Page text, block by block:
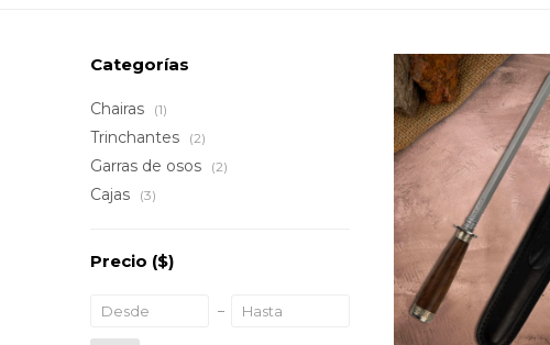
Categorías
Chairas (1)
Trinchantes (2)
Garras de osos (2)
Cajas (3)
Precio ($)